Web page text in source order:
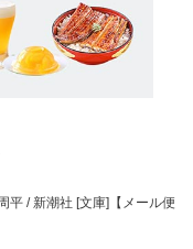
平 / 新潮社 [文庫]【メール便